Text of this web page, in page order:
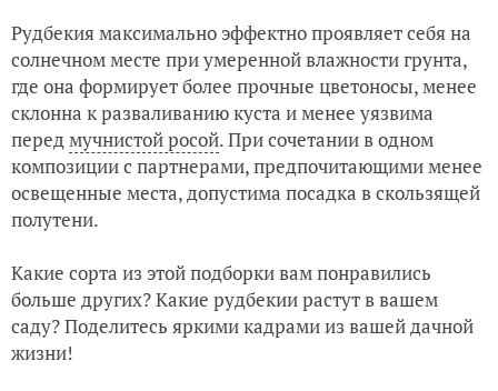
Рудбекия максимально эффектно проявляет себя на
солнечном месте при умеренной влажности грунта,
где она формирует более прочные цветоносы, менее
склонна к разваливанию куста и менее уязвима
передмучнистой росой. При сочетании в одном
композиции с партнерами, предпочитающими менее
освещенные места, допустима посадка в скользящей
полутени.
Какие сорта из этой подборки вам понравились
больше других? Какие рудбекии растут в вашем
саду? Поделитесь яркими кадрами из вашей дачной
жизни!